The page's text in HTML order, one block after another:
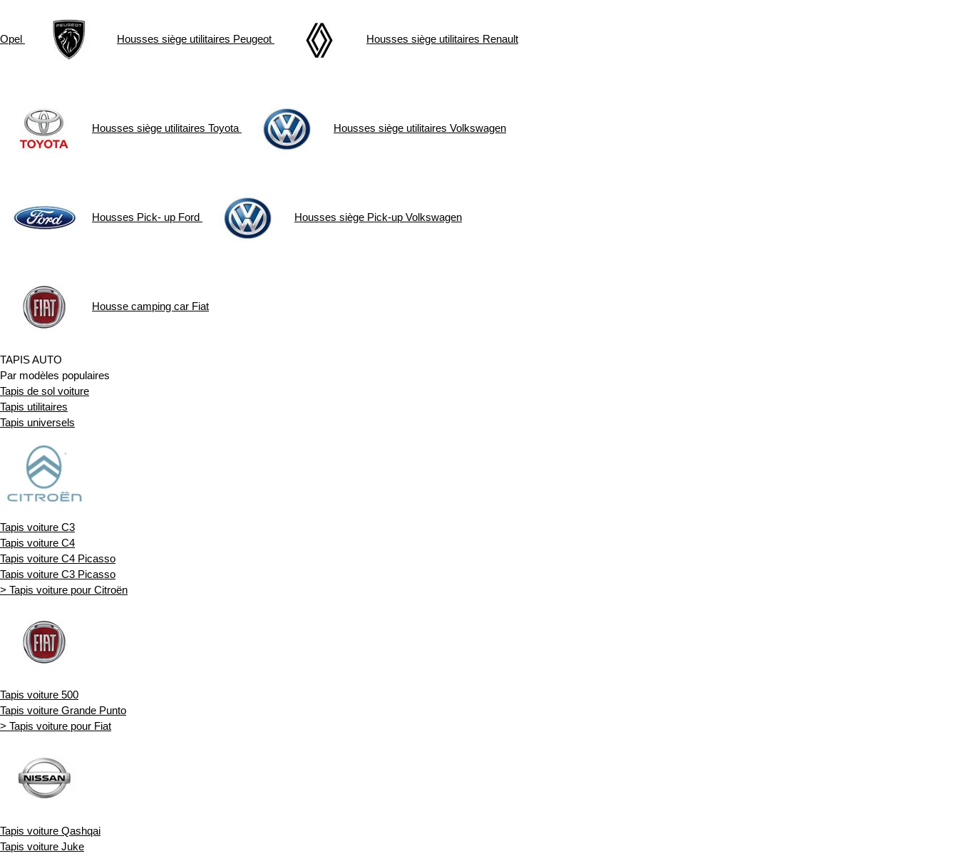
Opel Housses siège utilitaires Peugeot Housses siège utilitaires Renault
Housses siège utilitaires Toyota Housses siège utilitaires Volkswagen
Housses Pick- up Ford Housses siège Pick-up Volkswagen
Housse camping car Fiat
TAPIS AUTO
Par modèles populaires
Tapis de sol voiture
Tapis utilitaires
Tapis universels
Tapis voiture C3
Tapis voiture C4
Tapis voiture C4 Picasso
Tapis voiture C3 Picasso
> Tapis voiture pour Citroën
Tapis voiture 500
Tapis voiture Grande Punto
> Tapis voiture pour Fiat
Tapis voiture Qashqai
Tapis voiture Juke